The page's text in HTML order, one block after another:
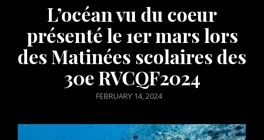
L’océan vu du coeur
présenté le 1er mars lors
des Matinées scolaires des
30e RVCQF2024
POSTED
FEBRUARY 14, 2024